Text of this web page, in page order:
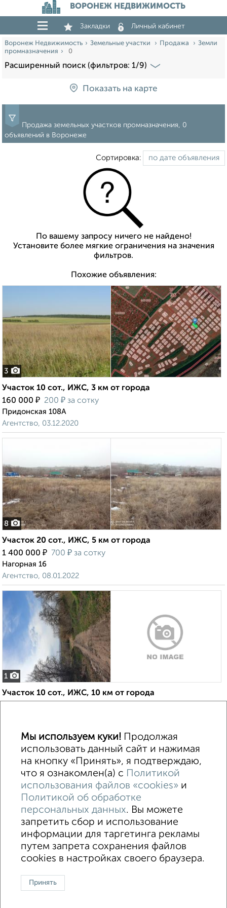
ВОРОНЕЖ НЕДВИЖИМОСТЬ
Закладки Личный кабинет
Воронеж Недвижимость Земельные участки Продажа
Земли
промназначения
0
Расширенный поиск (фильтров: 1/9)
Показать на карте
Продажа земельных участков промназначения, 0
объявлений в Воронеже
Сортировка:
По вашему запросу ничего не найдено!
Установите более мягкие ограничения на значения
фильтров.
Похожие объявления:
3
Участок 10 сот., ИЖС, 3 км от города
160 000 ₽ 200 ₽ за сотку
Придонская 108А
Агентство, 03.12.2020
8
Участок 20 сот., ИЖС, 5 км от города
1 400 000 ₽ 700 ₽ за сотку
Нагорная 16
Агентство, 08.01.2022
1
Участок 10 сот., ИЖС, 10 км от города
Похожие объявления:
ИЖС СНТ В черте города От собственника
Пользовательское соглашение
© 2015–2026
Сайт-доска объявлений недвижимости
Реклама на портале
Статьи Риэлторы
Застройщики
Ипотечный калькулятор
Консультации по недвижимости
Скачать приложение
Мы используем куки!Продолжая
использовать данный сайт и нажимая
на кнопку «Принять», я подтверждаю,
что я ознакомлен(а) с Политикой
использования файлов «cookies»и
Политикой об обработке
персональных данных. Вы можете
запретить сбор и использование
информации для таргетинга рекламы
путем запрета сохранения файлов
cookies в настройках своего браузера.
Принять